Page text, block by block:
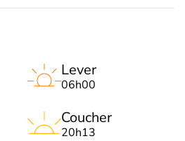
Lever
06h00
Coucher
20h13